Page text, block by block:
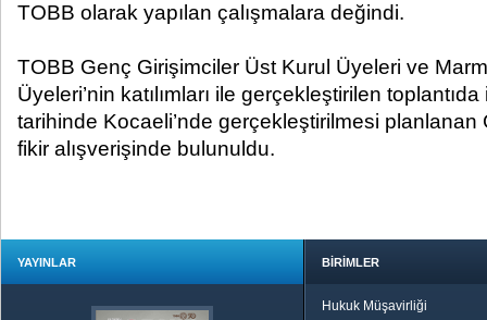
TOBB olarak yapılan çalışmalara değindi.
TOBB Genç Girişimciler Üst Kurul Üyeleri ve
Üyeleri’nin katılımları ile gerçekleştirilen
tarihinde Kocaeli’nde gerçekleştirilmesi planlanan
fikir alışverişinde bulunuldu.
YAYINLAR BİRİMLER
Hukuk Müşavirliği